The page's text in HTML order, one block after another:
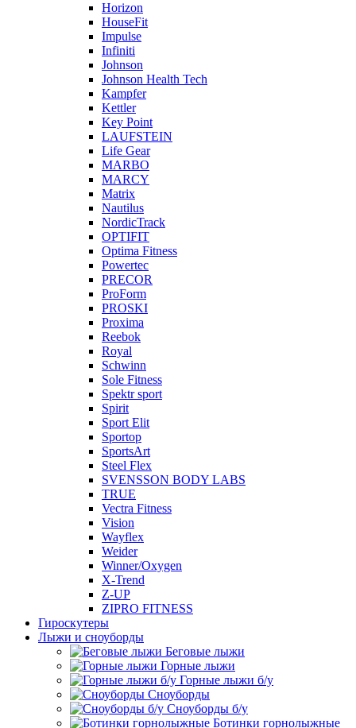
Horizon
HouseFit
Impulse
Infiniti
Johnson
Johnson Health Tech
Kampfer
Kettler
Key Point
LAUFSTEIN
Life Gear
MARBO
MARCY
Matrix
Nautilus
NordicTrack
OPTIFIT
Optima Fitness
Powertec
PRECOR
ProForm
PROSKI
Proxima
Reebok
Royal
Schwinn
Sole Fitness
Spektr sport
Spirit
Sport Elit
Sportop
SportsArt
Steel Flex
SVENSSON BODY LABS
TRUE
Vectra Fitness
Vision
Wayflex
Weider
Winner/Oxygen
X-Trend
Z-UP
ZIPRO FITNESS
Гироскутеры
Лыжи и сноуборды
Беговые лыжи
Горные лыжи
Горные лыжи б/у
Сноуборды
Сноуборды б/у
Ботинки горнолыжные